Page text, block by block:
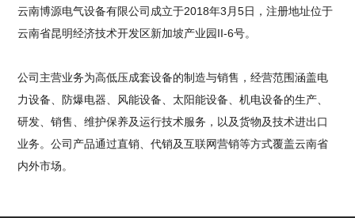
云南博源电气设备有限公司成立于2018年3月5日，注册地址位于
云南省昆明经济技术开发区新加坡产业园II-6号。
公司主营业务为高低压成套设备的制造与销售，经营范围涵盖电
力设备、防爆电器、风能设备、太阳能设备、机电设备的生产、
研发、销售、维护保养及运行技术服务，以及货物及技术进出口
业务。公司产品通过直销、代销及互联网营销等方式覆盖云南省
内外市场。